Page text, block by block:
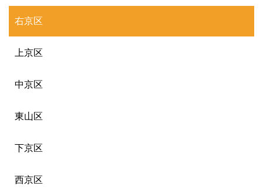
右京区
上京区
中京区
東山区
下京区
西京区